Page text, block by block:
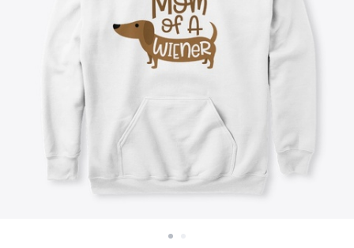
Vendez partout
Vendre n'importe quoi
Toddler Classic Tee
Die Cut Sticker
7,99 $US
Classic Crew Neck T-Shirt
21,99 $US